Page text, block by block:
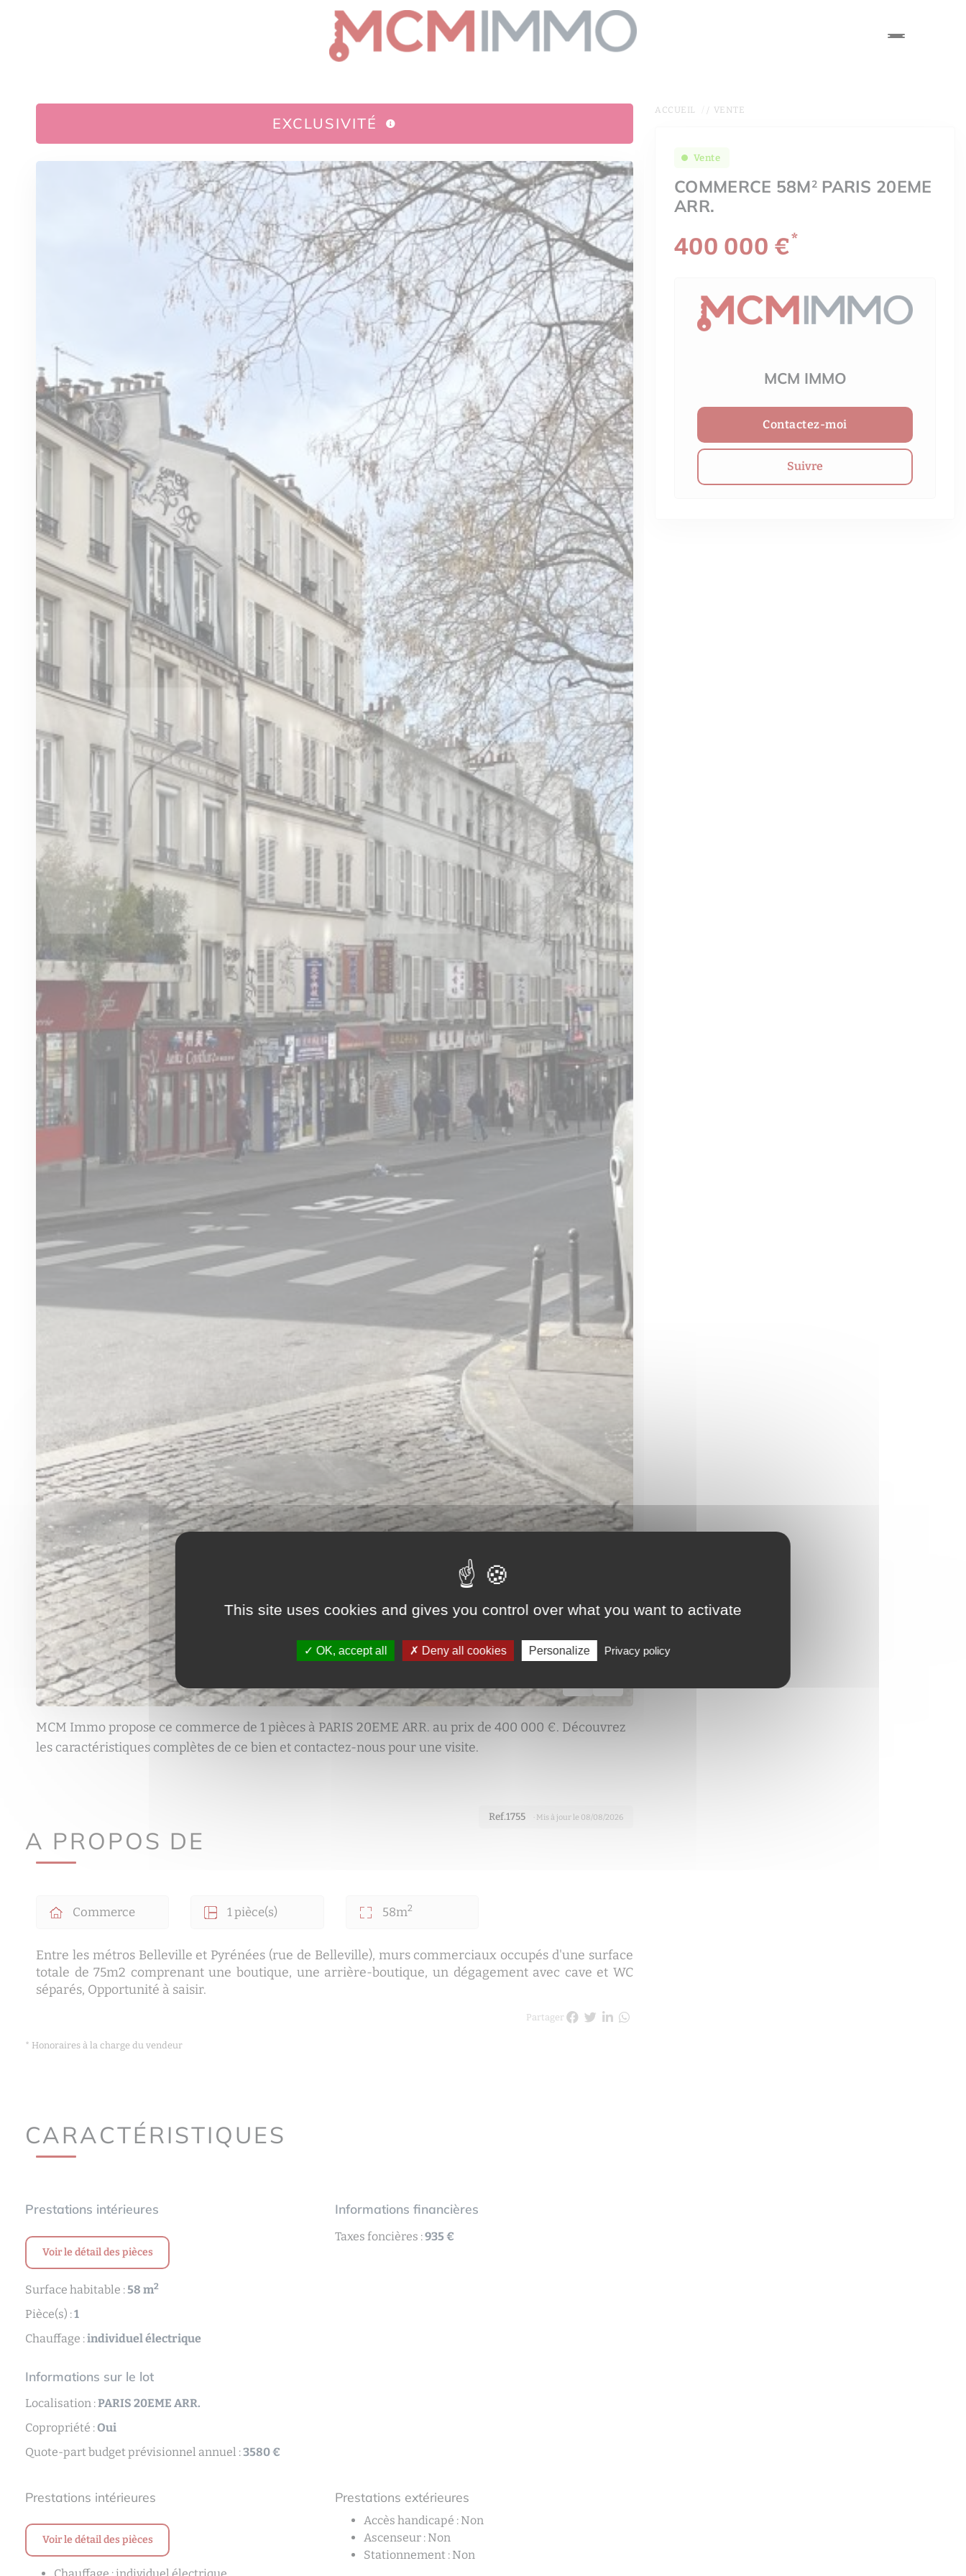
EXCLUSIVITÉ
MCM Immo propose ce commerce de 1 pièces à PARIS 20EME ARR. au prix de 400 000 €. Découvrez
les caractéristiques complètes de ce bien et contactez-nous pour une visite.
A PROPOS DE
Ref.1755 · Mis à jour le 08/08/2026
Commerce 1 pièce(s) 58m2
Entre les métros Belleville et Pyrénées (rue de Belleville), murs commerciaux occupés d'une surface
totale de 75m2 comprenant une boutique, une arrière-boutique, un dégagement avec cave et WC
séparés, Opportunité à saisir.
Partager
* Honoraires à la charge du vendeur
CARACTÉRISTIQUES
Prestations intérieures
Voir le détail des pièces
Surface habitable : 58 m2
Pièce(s) :1
Chauffage :individuel électrique
Informations financières
Taxes foncières :935 €
Informations sur le lot
Localisation :PARIS 20EME ARR.
Copropriété :Oui
Quote-part budget prévisionnel annuel :3580 €
Prestations intérieures
Voir le détail des pièces
Prestations extérieures
Accès handicapé : Non
Ascenseur : Non
Stationnement : Non
ACCUEIL VENTE
COMMERCE 58M2 PARIS 20EME
ARR.
Vente
400 000 €*
MCM IMMO
Contactez-moi
Suivre
This site uses cookies and gives you control over what you want to activate
OK, accept all Deny all cookies Personalize Privacy policy